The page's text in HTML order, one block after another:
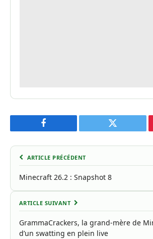
Facebook Twitter
ARTICLE PRÉCÉDENT
Minecraft 26.2 : Snapshot 8
ARTICLE SUIVANT
GrammaCrackers, la grand-mère de
d’un swatting en plein live